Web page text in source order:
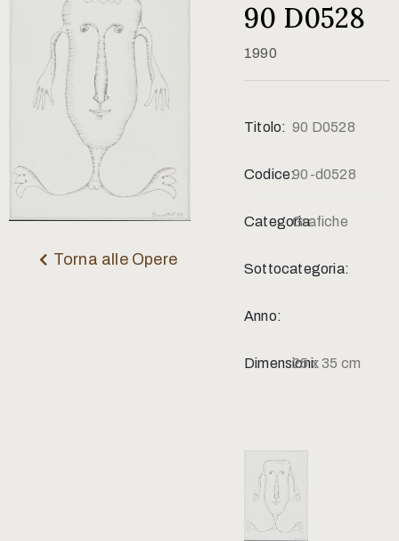
Contatti
Torna alle Opere
90 D0528
1990
Titolo: 90 D0528
Codice:90-d0528
Categoria:Grafiche
Sottocategoria:
Anno:
Dimensioni:25 x 35 cm